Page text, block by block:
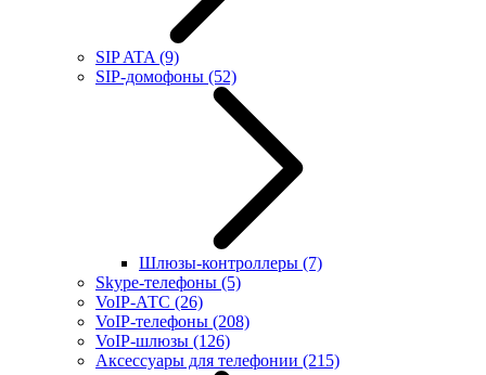
SIP ATA (9)
SIP-домофоны (52)
Шлюзы-контроллеры (7)
Skype-телефоны (5)
VoIP-АТС (26)
VoIP-телефоны (208)
VoIP-шлюзы (126)
Аксессуары для телефонии (215)